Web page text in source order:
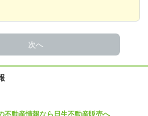
次へ
不動産情報なら日生不動産販売へ